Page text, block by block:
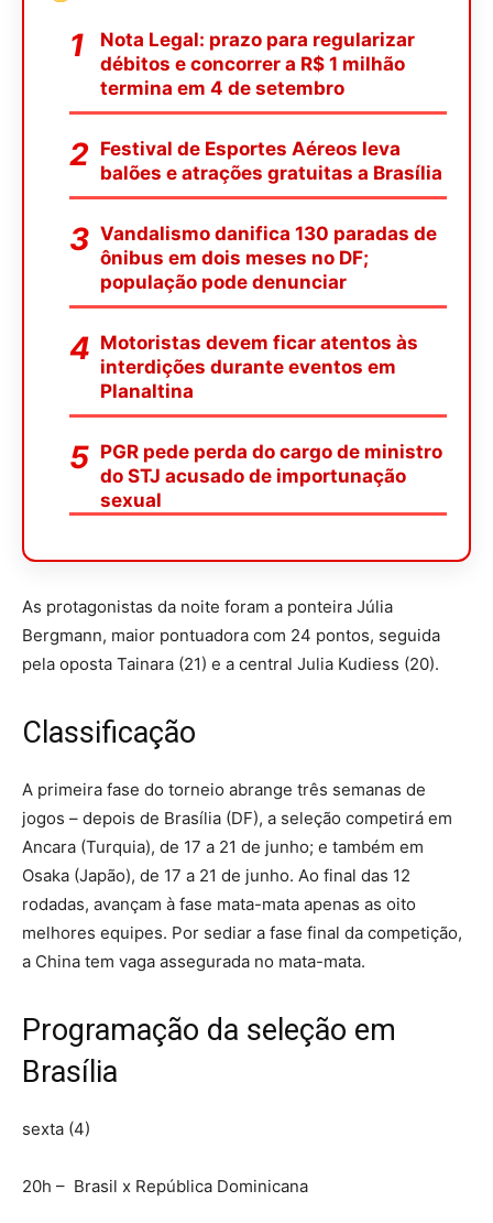
Nota Legal: prazo para regularizar
débitos e concorrer a R$ 1 milhão
termina em 4 de setembro
Festival de Esportes Aéreos leva
balões e atrações gratuitas a Brasília
Vandalismo danifica 130 paradas de
ônibus em dois meses no DF;
população pode denunciar
Motoristas devem ficar atentos às
interdições durante eventos em
Planaltina
PGR pede perda do cargo de ministro
do STJ acusado de importunação
sexual
As protagonistas da noite foram a ponteira Júlia
Bergmann, maior pontuadora com 24 pontos, seguida
pela oposta Tainara (21) e a central Julia Kudiess (20).
Classificação
A primeira fase do torneio abrange três semanas de
jogos – depois de Brasília (DF), a seleção competirá em
Ancara (Turquia), de 17 a 21 de junho; e também em
Osaka (Japão), de 17 a 21 de junho. Ao final das 12
rodadas, avançam à fase mata-mata apenas as oito
melhores equipes. Por sediar a fase final da competição,
a China tem vaga assegurada no mata-mata.
Programação da seleção em
Brasília
sexta (4)
20h – Brasil x República Dominicana